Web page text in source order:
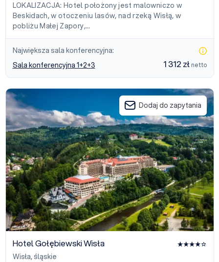
LOKALIZACJA: Hotel położony jest malowniczo w
Beskidach, w otoczeniu lasów, nad rzeką Wisłą, w
pobliżu Małej Zapory,…
Największa sala konferencyjna:
Sala konferencyjna 1+2+3
1 312 zł netto
Hotel Gołębiewski Wisła
Dodaj do zapytania
Hotel Gołębiewski Wisła
Wisła, śląskie